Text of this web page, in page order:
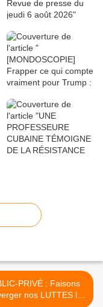
PRIVÉ : Faisons
nos LUTTES le